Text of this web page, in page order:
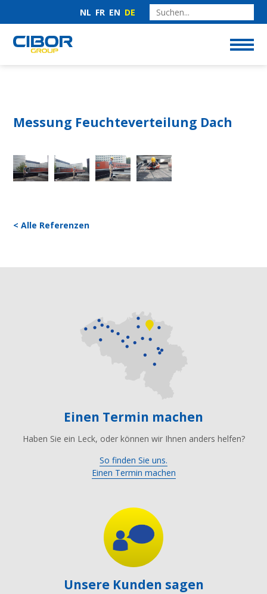
NL FR EN DE
Messung Feuchteverteilung Dach
< Alle Referenzen
Einen Termin machen
Haben Sie ein Leck, oder können wir Ihnen anders helfen?
So finden Sie uns.
Einen Termin machen
Unsere Kunden sagen